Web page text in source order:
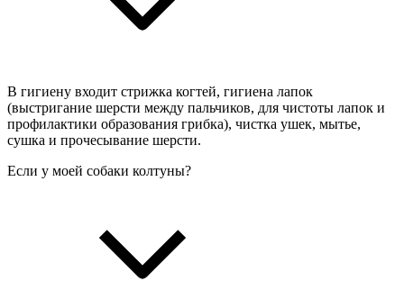
В гигиену входит стрижка когтей, гигиена лапок
(выстригание шерсти между пальчиков, для чистоты лапок и
профилактики образования грибка), чистка ушек, мытье,
сушка и прочесывание шерсти.
Если у моей собаки колтуны?